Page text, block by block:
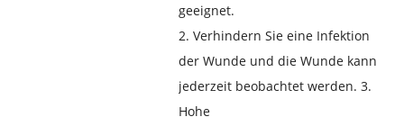
geeignet.
2. Verhindern Sie eine Infektion
der Wunde und die Wunde kann
jederzeit beobachtet werden. 3.
Hohe